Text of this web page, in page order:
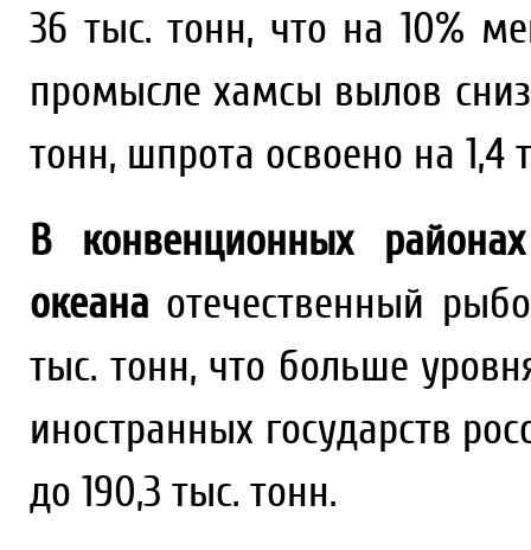
36 тыс. тонн, что на 10%
промысле хамсы вылов
тонн, шпрота освоено на
В конвенционных
океана отечественный
тыс. тонн, что больше
иностранных государств
до 190,3 тыс. тонн.